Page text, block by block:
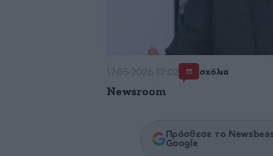
17·05·2026 12:02 15 σχόλια
Newsroom
Πρόσθεσε το
Google